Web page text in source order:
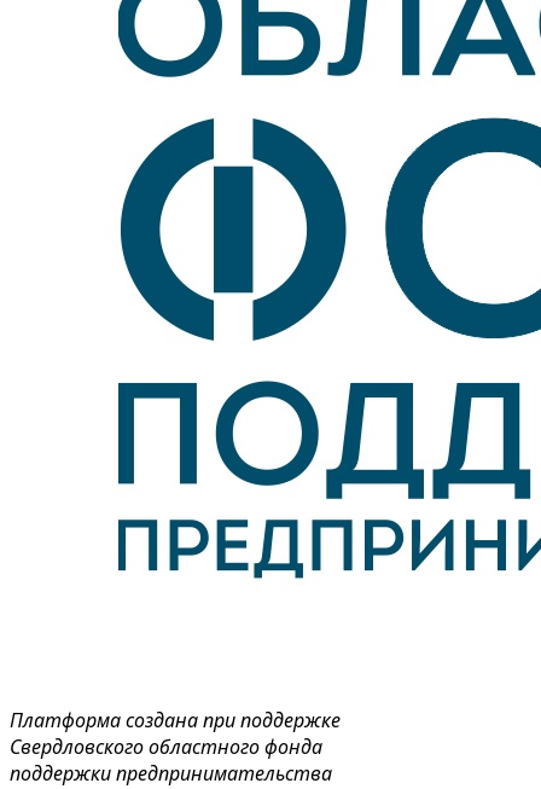
Платформа создана при поддержке
Свердловского областного фонда
поддержки предпринимательства